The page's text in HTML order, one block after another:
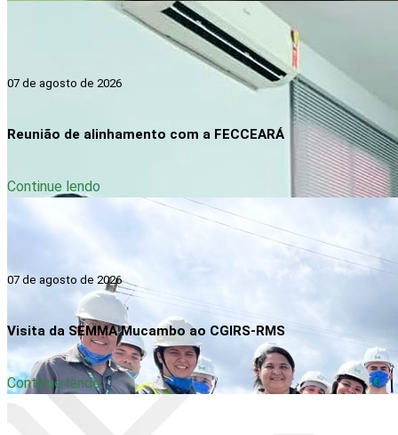
07 de agosto de 2026
Reunião de alinhamento com a FECCEARÁ
Continue lendo
07 de agosto de 2026
Visita da SEMMA Mucambo ao CGIRS-RMS
Continue lendo